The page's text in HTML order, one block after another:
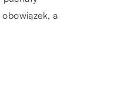
pewnym
a
produkty […]